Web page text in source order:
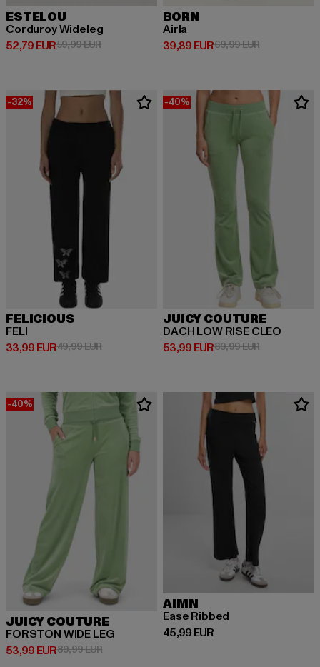
ESTELOU
Corduroy Wideleg
52,79 EUR
Ajankohtainen hinta: 52,79 EUR
59,99 EURKampanjahinta: 59,99 EUR
BORN
Airla
39,89 EUR
Ajankohtainen hinta: 39,89 EUR
69,99 EUR
-32%
FELICIOUS
FELI
33,99 EUR
Ajankohtainen hinta: 33,99 EUR
49,99 EURKampanjahinta: 49,99 EUR
-40%
JUICY COUTURE
DACH LOW RISE CLEO
53,99 EUR
Ajankohtainen hinta: 53,99 EUR
89,99 EUR
-40%
JUICY COUTURE
FORSTON WIDE LEG
53,99 EUR
Ajankohtainen hinta: 53,99 EUR
89,99 EURKampanjahinta: 89,99 EUR
AIMN
Ease Ribbed
45,99 EUR
Ajankohtainen hinta: 45,99 EUR